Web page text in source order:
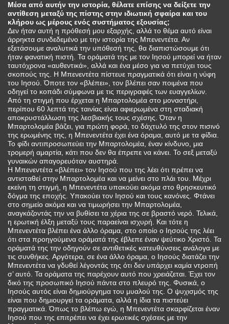
Μέσα από αυτήν την ιστορία, θέλατε επίσης να δείξετε την
αντίθεση μεταξύ της πίστης στην ιδιωτική σφαίρα και του
κλήρου ως μέρους ενός συστήματος εξουσίας;
Δεν ήταν αυτή η πρόθεσή μου εξαρχής, αλλά το θέμα αυτό είναι
άρρηκτα συνδεδεμένο με την ιστορία της Μπενεντέτα. Αν
εξετάσουμε αναλυτικά την υπόθεσή της, θα διαπιστώσουμε ότι
ήταν φανατική πιστή. Τα οράματά της με τον Ιησού μπορεί να ήταν
ταυτόχρονα «αυθεντικά», αλλά και ένα μέσο για να πετύχει τους
σκοπούς της. Η Μπενεντέτα πίστευε πραγματικά ότι είναι η νύφη
του Ιησού. Όποτε τον «βλέπει», τον βλέπει σαν ποιμένα που
οδηγεί το κοπάδι σύμφωνα με τις περιγραφές των ευαγγελίων.
Από τη στιγμή που έρχεται η Μπαρτολομέα στο μοναστήρι,
περίπου 60 λεπτά της ταινίας είναι αφιερωμένα στη σταδιακή
αποκρυστάλλωση της λεσβιακής τους σχέσης. Όταν η
Μπαρτολομέα βάζει, για πρώτη φορά, το δάχτυλό της στον πισινό
της ερωμένης της, η Μπενεντέτα έχει ένα όραμα, αυτό με τα φίδια.
Το φίδι αντιπροσωπεύει την Μπαρτολομέα, έναν κίνδυνο, μια
τρομερή αμαρτία, κάτι που δεν θα έπρεπε να κάνει. Το σεξ μεταξύ
γυναικών απαγορευόταν αυστηρά.
Η Μπενεντέτα «βλέπει» τον Ιησού που της λέει ότι πρέπει να
αντισταθεί στην Μπαρτολομέα και να μείνει στο πλάι του. Μέχρι
εκείνη τη στιγμή, η Μπενεντέτα υπακούει ακόμα στο θρησκευτικό
δόγμα της εποχής. Υπακούει τον Ιησού και τους κανόνες. Φτάνει
στο σημείο ακόμα και να τιμωρήσει την Μπαρτολομέα,
αναγκάζοντάς την να βυθίσει τα χέρια της σε βραστό νερό. Τελικά,
η ερωτική έλξη μεταξύ τους παραείναι ισχυρή. Και τότε η
Μπενεντέτα βλέπει ένα άλλο όραμα, στο οποίο ο Ιησούς της λέει
ότι στα προηγούμενα οράματά της έβλεπε έναν ψεύτικο Χριστό. Τα
οράματά της την οδηγούν σε αντιθετικές κατευθύνσεις ανάλογα με
τις συνθήκες. Αργότερα, σε ένα άλλο όραμα, ο Ιησούς διατάζει την
Μπενεντέτα να γδυθεί λέγοντάς της ότι δεν υπάρχει καμία ντροπή
σ’ αυτό. Τα οράματα της παρέχουν αυτό που χρειάζεται. Έχει τον
δικό της προσωπικό Ιησού πάντα στο πλευρό της. Φυσικά, ο
Ιησούς αυτός είναι δημιούργημα του μυαλού της. Ο ψυχισμός της
είναι που δημιουργεί τα οράματα, αλλά η ίδια τα πιστεύει
πραγματικά. Όπως το βλέπω εγώ, η Μπενεντέτα σκαρφίζεται έναν
Ιησού που της επιτρέπει να έχει ερωτικές σχέσεις με την